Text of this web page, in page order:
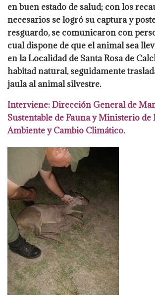
en buen estado de salud; con los
necesarios se logró su captura y
resguardo, se comunicaron con
cual dispone de que el animal sea
en la Localidad de Santa Rosa de
habitad natural, seguidamente
jaula al animal silvestre.
Interviene: Dirección General de
Sustentable deFauna y Ministerio de
Ambiente y Cambio Climático.